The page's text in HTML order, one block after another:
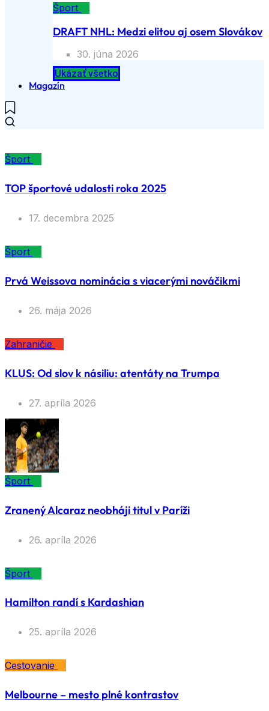
Šport
DRAFT NHL: Medzi elitou aj osem Slovákov
30. júna 2026
Ukázať všetko
Magazín
Šport
TOP športové udalosti roka 2025
17. decembra 2025
Šport
Prvá Weissova nominácia s viacerými nováčikmi
26. mája 2026
Zahraničie
KLUS: Od slov k násiliu: atentáty na Trumpa
27. apríla 2026
Šport
Zranený Alcaraz neobháji titul v Paríži
26. apríla 2026
Šport
Hamilton randí s Kardashian
25. apríla 2026
Cestovanie
Melbourne – mesto plné kontrastov